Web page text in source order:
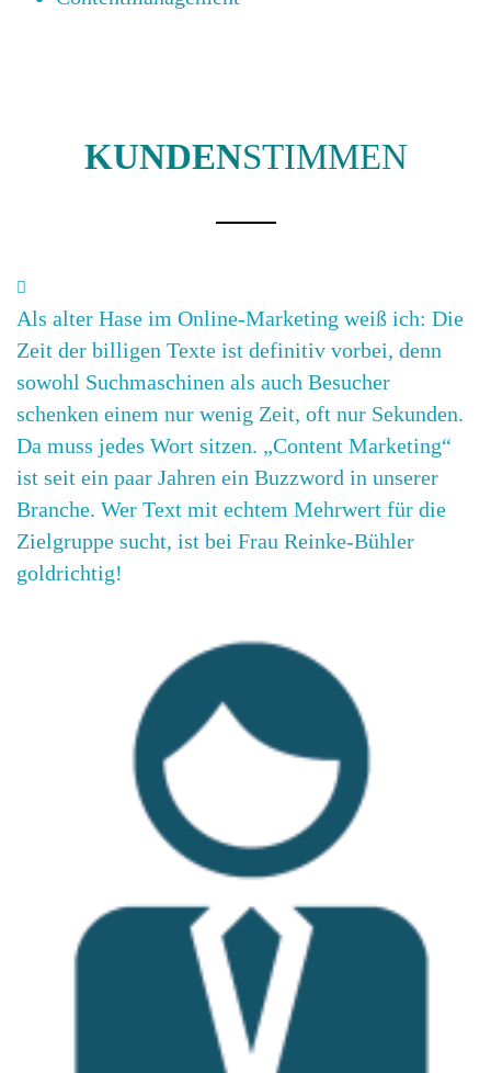
KUNDENSTIMMEN
Als alter Hase im Online-Marketing weiß ich: Die
Zeit der billigen Texte ist definitiv vorbei, denn
sowohl Suchmaschinen als auch Besucher
schenken einem nur wenig Zeit, oft nur Sekunden.
Da muss jedes Wort sitzen. „Content Marketing“
ist seit ein paar Jahren ein Buzzword in unserer
Branche. Wer Text mit echtem Mehrwert für die
Zielgruppe sucht, ist bei Frau Reinke-Bühler
goldrichtig!